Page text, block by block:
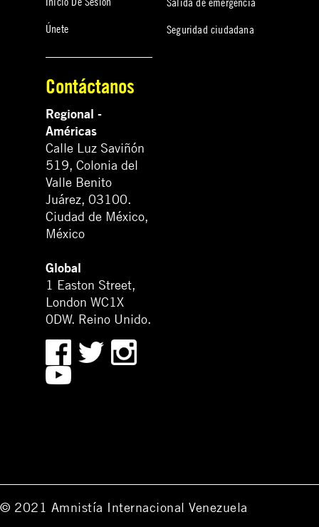
Únete
Seguridad ciudadana
Contáctanos
Regional -
Américas
Calle Luz Saviñón
519, Colonia del
Valle Benito
Juárez, 03100.
Ciudad de México,
México
Global
1 Easton Street,
London WC1X
0DW. Reino Unido.
© 2021 Amnistía Internacional Venezuela